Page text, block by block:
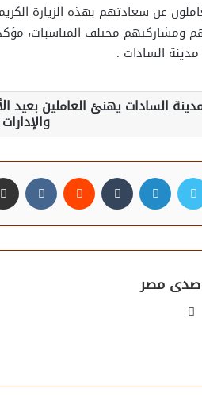
عن سعادتهم بهذه الزيارة
ومشاركتهم مختلف المناسبات،
مدينة السادات .
السادات يهنئ العاملين بعيد
تويتر لينكدإن
صدى مصر